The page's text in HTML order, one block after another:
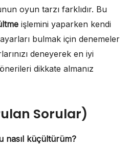
oyun tarzı farklıdır. Bu
işlemini yaparken kendi
bulmak için denemeler
deneyerek en iyi
dikkate almanız
Sorular)
nasıl küçültürüm?